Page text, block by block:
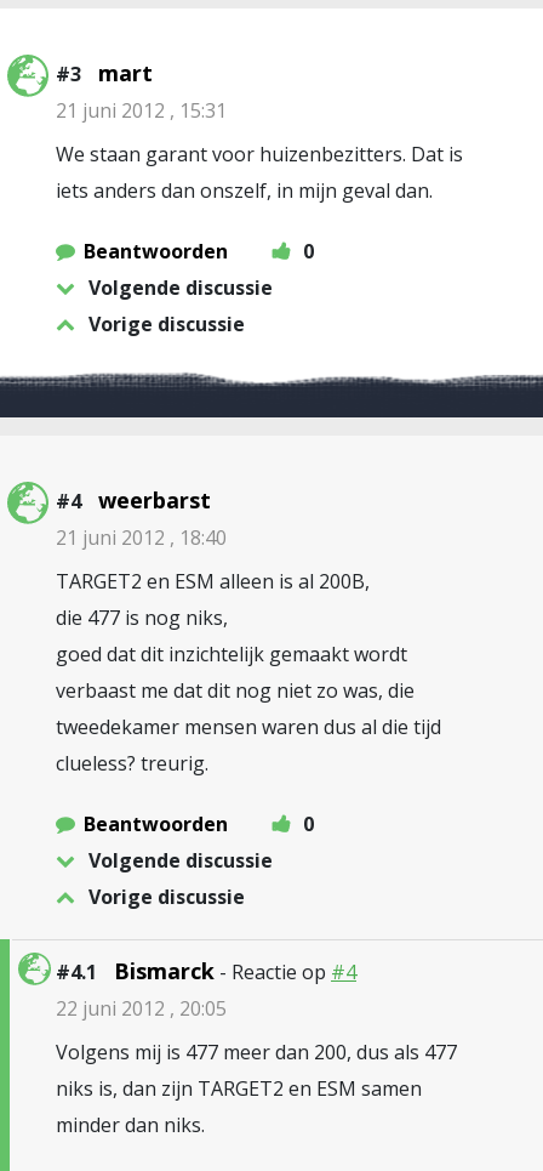
#3 mart
21 juni 2012 , 15:31
We staan garant voor huizenbezitters. Dat is
iets anders dan onszelf, in mijn geval dan.
Beantwoorden
0
Volgende discussie
Vorige discussie
#4 weerbarst
21 juni 2012 , 18:40
TARGET2 en ESM alleen is al 200B,
die 477 is nog niks,
goed dat dit inzichtelijk gemaakt wordt
verbaast me dat dit nog niet zo was, die
tweedekamer mensen waren dus al die tijd
clueless? treurig.
Beantwoorden
0
Volgende discussie
Vorige discussie
#4.1 Bismarck - Reactie op #4
22 juni 2012 , 20:05
Volgens mij is 477 meer dan 200, dus als 477
niks is, dan zijn TARGET2 en ESM samen
minder dan niks.